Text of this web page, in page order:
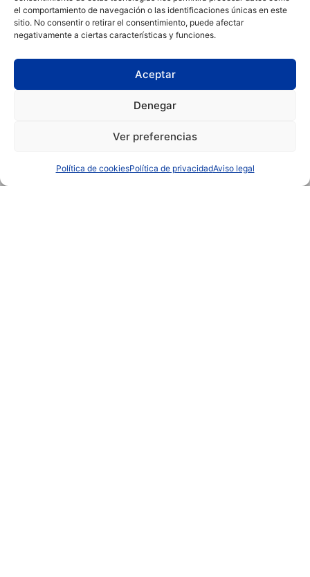
el comportamiento de navegación o las identificaciones únicas en este
sitio. No consentir o retirar el consentimiento, puede afectar
negativamente a ciertas características y funciones.
Aceptar
Denegar
Ver preferencias
Política de cookiesPolítica de privacidadAviso legal
Escapadas para mayores de 60
años: relax, salud y cultura
sinónimo de calidad, calma y
disfrute consciente. Descubre
cinco propuestas diseñadas para
quienes buscan salud, cultura y el
placer de lo auténtico en destinos
únicos.